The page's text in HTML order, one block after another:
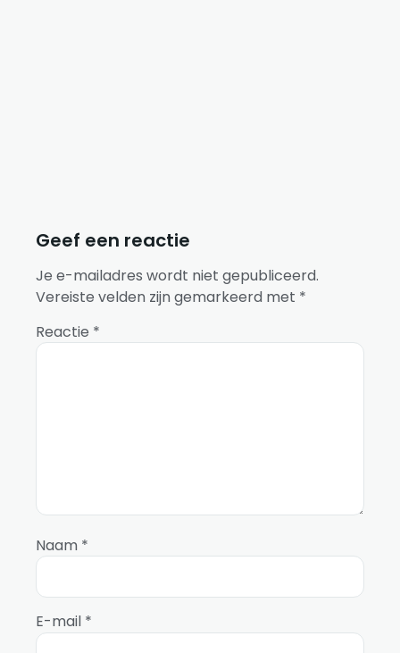
Geef een reactie
Je e-mailadres wordt niet gepubliceerd.
Vereiste velden zijn gemarkeerd met *
Reactie *
Naam *
E-mail *